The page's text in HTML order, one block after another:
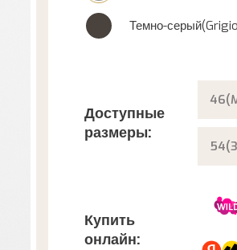
Темно-
Доступные
размеры:
Купить
онлайн: